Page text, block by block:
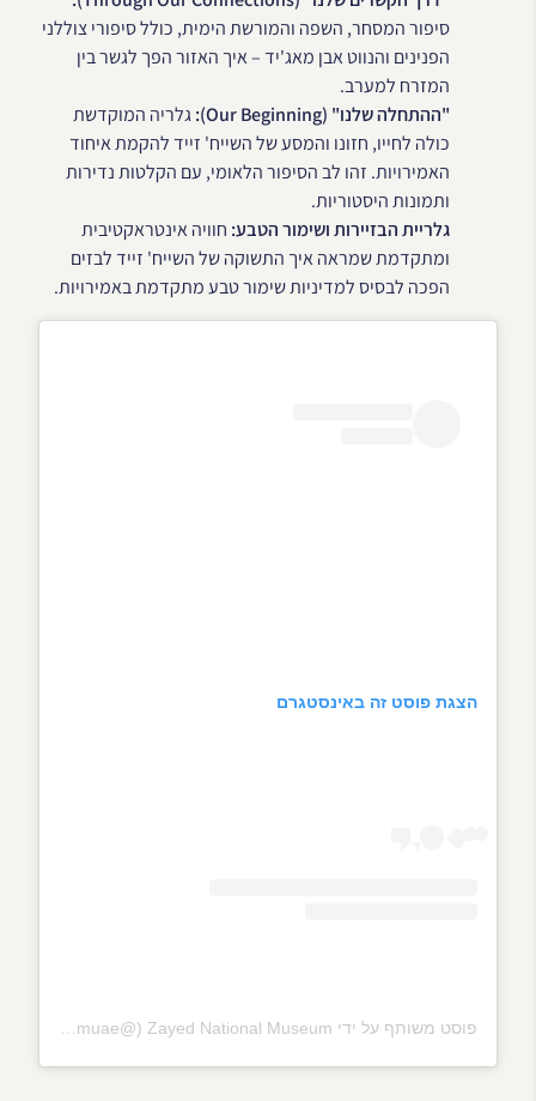
סיפור המסחר, השפה והמורשת הימית, כולל סיפורי צוללני
הפנינים והנווט אבן מאג'יד – איך האזור הפך לגשר בין
המזרח למערב.
"ההתחלה שלנו" (Our Beginning):
גלריה המוקדשת
כולה לחייו, חזונו והמסע של השייח' זייד להקמת איחוד
האמירויות. זהו לב הסיפור הלאומי, עם הקלטות נדירות
ותמונות היסטוריות.
גלריית הבזיירות ושימור הטבע: חוויה אינטראקטיבית
ומתקדמת שמראה איך התשוקה של השייח' זייד לבזים
הפכה לבסיס למדיניות שימור טבע מתקדמת באמירויות.
הצגת פוסט זה באינסטגרם
פוסט משותף על ידי ‏‎Zayed National Museum‎‏ (@‏‎znmuae‎‏)